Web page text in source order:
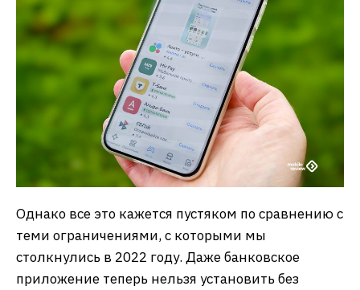
Однако все это кажется пустяком по сравнению с
теми ограничениями, с которыми мы
столкнулись в 2022 году. Даже банковское
приложение теперь нельзя установить без